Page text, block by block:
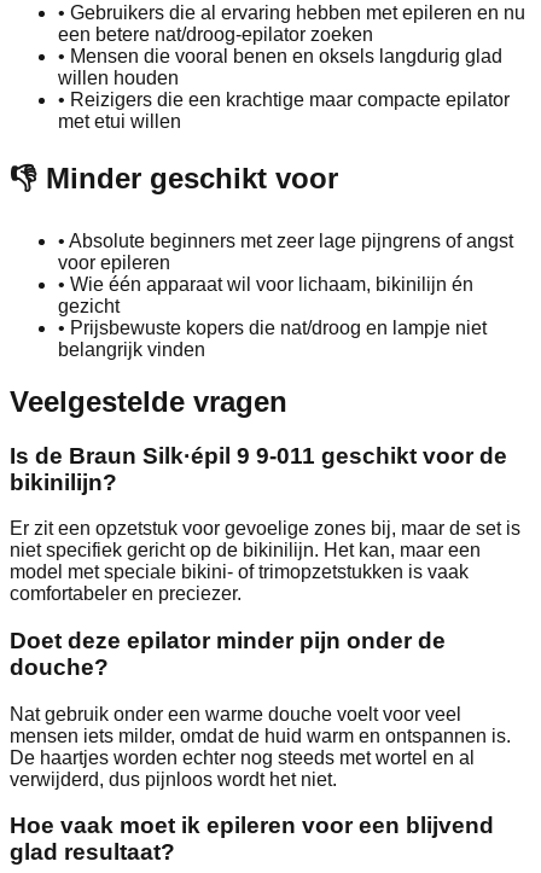
• Gebruikers die al ervaring hebben met epileren en nu
een betere nat/droog-epilator zoeken
• Mensen die vooral benen en oksels langdurig glad
willen houden
• Reizigers die een krachtige maar compacte epilator
met etui willen
👎 Minder geschikt voor
• Absolute beginners met zeer lage pijngrens of angst
voor epileren
• Wie één apparaat wil voor lichaam, bikinilijn én
gezicht
• Prijsbewuste kopers die nat/droog en lampje niet
belangrijk vinden
Veelgestelde vragen
Is de Braun Silk·épil 9 9-011 geschikt voor de
bikinilijn?
Er zit een opzetstuk voor gevoelige zones bij, maar de set is
niet specifiek gericht op de bikinilijn. Het kan, maar een
model met speciale bikini- of trimopzetstukken is vaak
comfortabeler en preciezer.
Doet deze epilator minder pijn onder de
douche?
Nat gebruik onder een warme douche voelt voor veel
mensen iets milder, omdat de huid warm en ontspannen is.
De haartjes worden echter nog steeds met wortel en al
verwijderd, dus pijnloos wordt het niet.
Hoe vaak moet ik epileren voor een blijvend
glad resultaat?